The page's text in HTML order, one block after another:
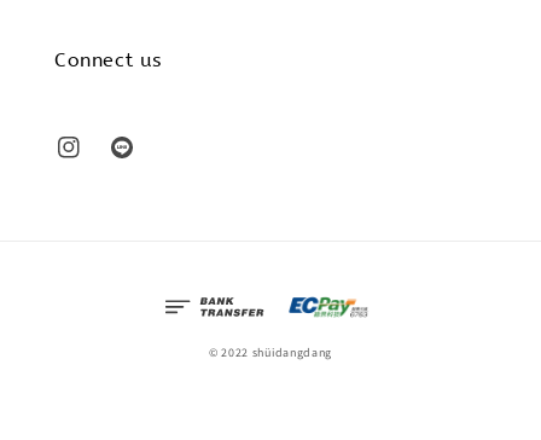
Connect us
© 2022 shüidangdang